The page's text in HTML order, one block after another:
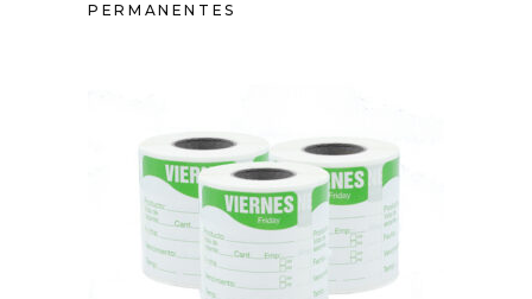
PERMANENTES
ADD TO CART